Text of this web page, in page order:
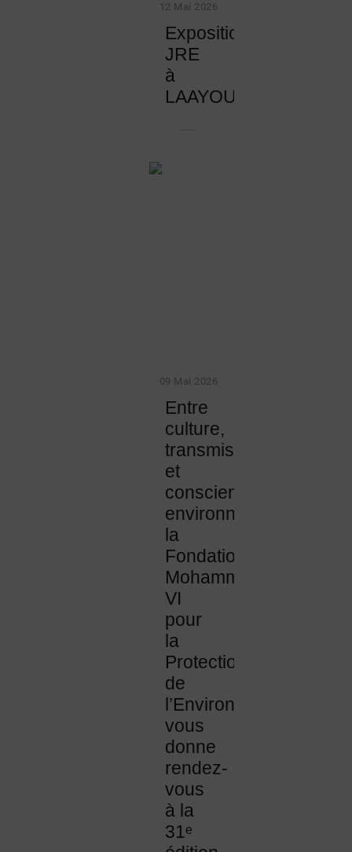
12 Mai 2026
Exposition
JRE
à
LAAYOUNE
09 Mai 2026
Entre
culture,
transmission
et
conscience
environnementale,
la
Fondation
Mohammed
VI
pour
la
Protection
de
l’Environnement
vous
donne
rendez-
vous
à la
31ᵉ